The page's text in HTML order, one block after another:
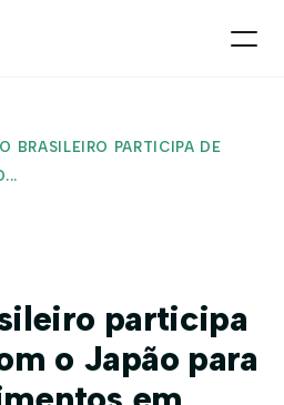
BRASILEIRO PARTICIPA DE
participa
o Japão para